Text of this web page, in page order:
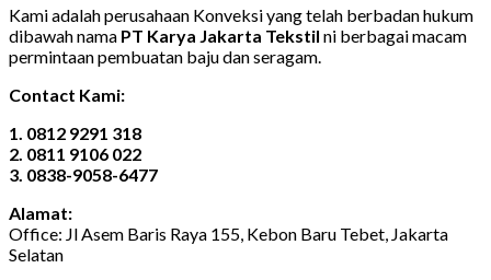
Kami adalah perusahaan Konveksi yang telah berbadan hukum
dibawah nama PT Karya Jakarta Tekstil ni berbagai macam
permintaan pembuatan baju dan seragam.
Contact Kami:
1. 0812 9291 318
2. 0811 9106 022
3. 0838-9058-6477
Alamat:
Office: Jl Asem Baris Raya 155, Kebon Baru Tebet, Jakarta
Selatan